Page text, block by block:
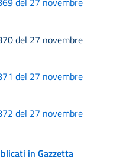
del 27 novembre
del 27 novembre
del 27 novembre
in Gazzetta